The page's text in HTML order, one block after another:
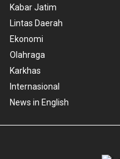
Kabar Jatim
Lintas Daerah
Ekonomi
Olahraga
Karkhas
Internasional
News in English